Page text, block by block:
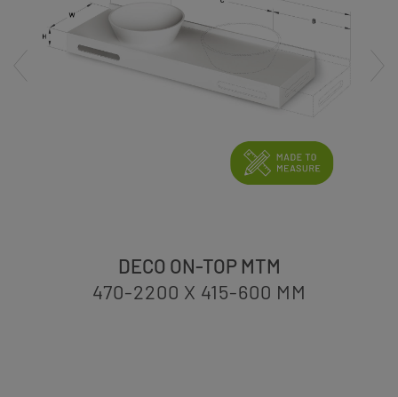
DECO ON-TOP MTM
470-2200 X 415-600 MM